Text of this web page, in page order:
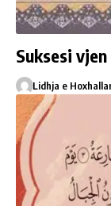
Suksesi
Lidhja e